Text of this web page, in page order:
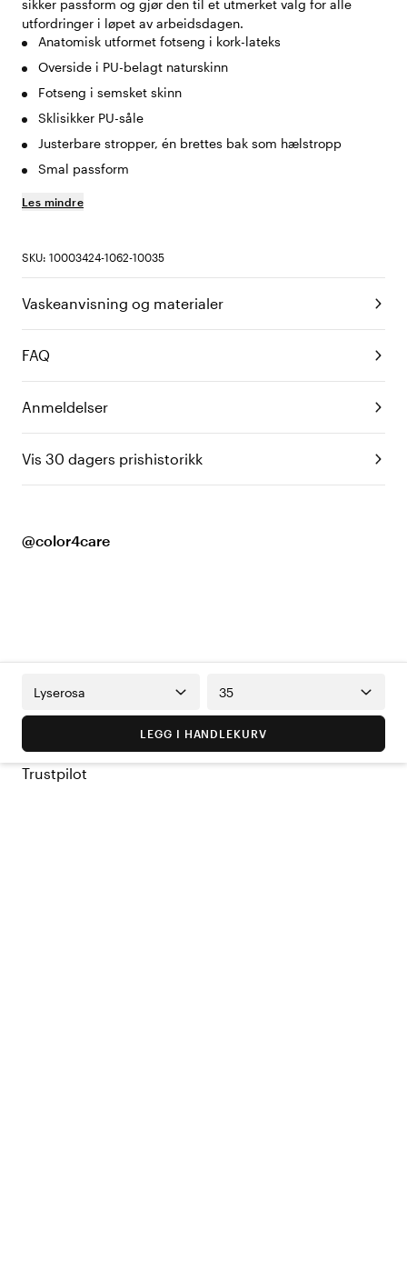
sikker passform og gjør den til et utmerket valg for alle
utfordringer i løpet av arbeidsdagen.
Anatomisk utformet fotseng i kork-lateks
Overside i PU-belagt naturskinn
Fotseng i semsket skinn
Sklisikker PU-såle
Justerbare stropper, én brettes bak som hælstropp
Smal passform
Les mindre
SKU: 10003424-1062-10035
Vaskeanvisning og materialer
FAQ
Anmeldelser
Vis 30 dagers prishistorikk
@color4care
Lyserosa 35
LEGG I HANDLEKURV
Trustpilot